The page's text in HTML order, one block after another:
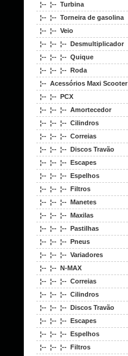
¦-- ¦-- Turbina
¦-- ¦-- Torneira de gasolina
¦-- ¦-- Veio
¦-- ¦-- ¦-- Desmultiplicador
¦-- ¦-- ¦-- Quique
¦-- ¦-- ¦-- Roda
¦-- Acessórios Maxi Scooter
¦-- ¦-- PCX
¦-- ¦-- ¦-- Amortecedor
¦-- ¦-- ¦-- Cilindros
¦-- ¦-- ¦-- Correias
¦-- ¦-- ¦-- Discos Travão
¦-- ¦-- ¦-- Escapes
¦-- ¦-- ¦-- Espelhos
¦-- ¦-- ¦-- Filtros
¦-- ¦-- ¦-- Manetes
¦-- ¦-- ¦-- Maxilas
¦-- ¦-- ¦-- Pastilhas
¦-- ¦-- ¦-- Pneus
¦-- ¦-- ¦-- Variadores
¦-- ¦-- N-MAX
¦-- ¦-- ¦-- Correias
¦-- ¦-- ¦-- Cilindros
¦-- ¦-- ¦-- Discos Travão
¦-- ¦-- ¦-- Escapes
¦-- ¦-- ¦-- Espelhos
¦-- ¦-- ¦-- Filtros